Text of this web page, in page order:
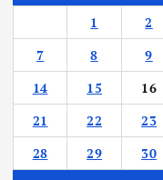
1
2
7
8 9
14
15 16
21
22 23
28
29 30